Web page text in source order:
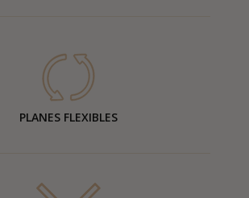
PLANES FLEXIBLES